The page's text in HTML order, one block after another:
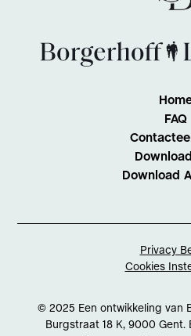
FAQ
Download
© 2025 Een ontwikkeling van
Burgstraat 18 K, 9000 Gent.
Privacy
Cookies